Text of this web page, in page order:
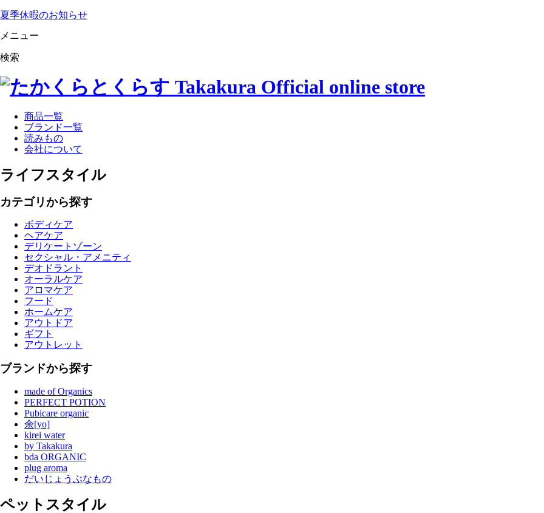
夏季休暇のお知らせ
メニュー
検索
商品一覧
ブランド一覧
読みもの
会社について
ライフスタイル
カテゴリから探す
ボディケア
ヘアケア
デリケートゾーン
セクシャル・アメニティ
デオドラント
オーラルケア
アロマケア
フード
ホームケア
アウトドア
ギフト
アウトレット
ブランドから探す
made of Organics
PERFECT POTION
Pubicare organic
余[yo]
kirei water
by Takakura
bda ORGANIC
plug aroma
だいじょうぶなもの
ペットスタイル